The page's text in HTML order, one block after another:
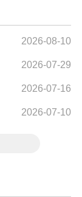
2026-08-10
2026-07-29
2026-07-16
2026-07-10